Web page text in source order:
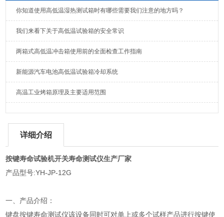
你知道使用高低温湿热测试箱时有哪些需要我们注意的地方吗？
我们来看下关于高低温试验箱的安全常识
两箱式高低温冲击箱使用前的全面检查工作指南
新能源汽车电池高低温试验箱冷却系统
高温工业烤箱原理及主要适用范围
详细介绍
按键寿命试验机开关寿命测试仪生产厂家
产品型号:YH-JP-12G
一、产品介绍：
键盘按键寿命测试仪该设备同时可对单上或多个试样产品进行按键使